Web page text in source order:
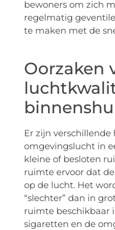
bewoners om zich
regelmatig
te maken met de
Oorzaken
Er zijn
omgevingslucht in
kleine of besloten
ruimte ervoor dat
op de lucht. Het
“slechter” dan in
ruimte beschikbaar
sigaretten en de